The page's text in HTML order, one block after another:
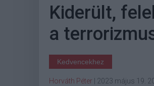
Kiderült,
a
Kedvencekhez
Horváth Péter 2023 május 19.